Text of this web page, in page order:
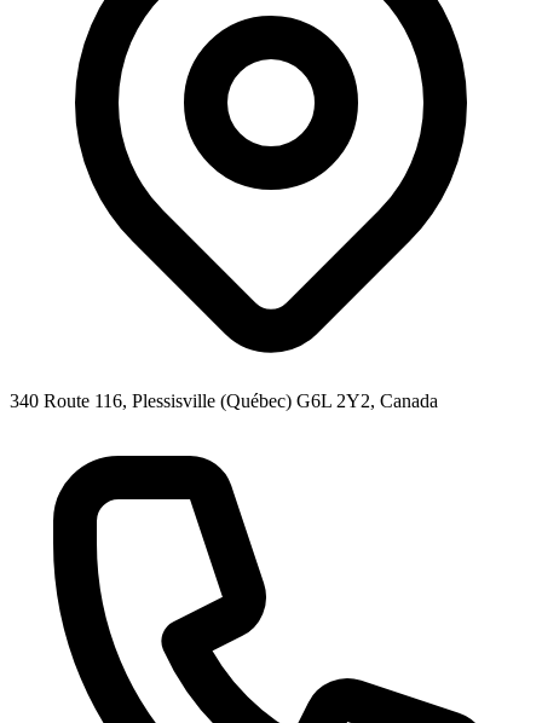
340 Route 116, Plessisville (Québec) G6L 2Y2, Canada